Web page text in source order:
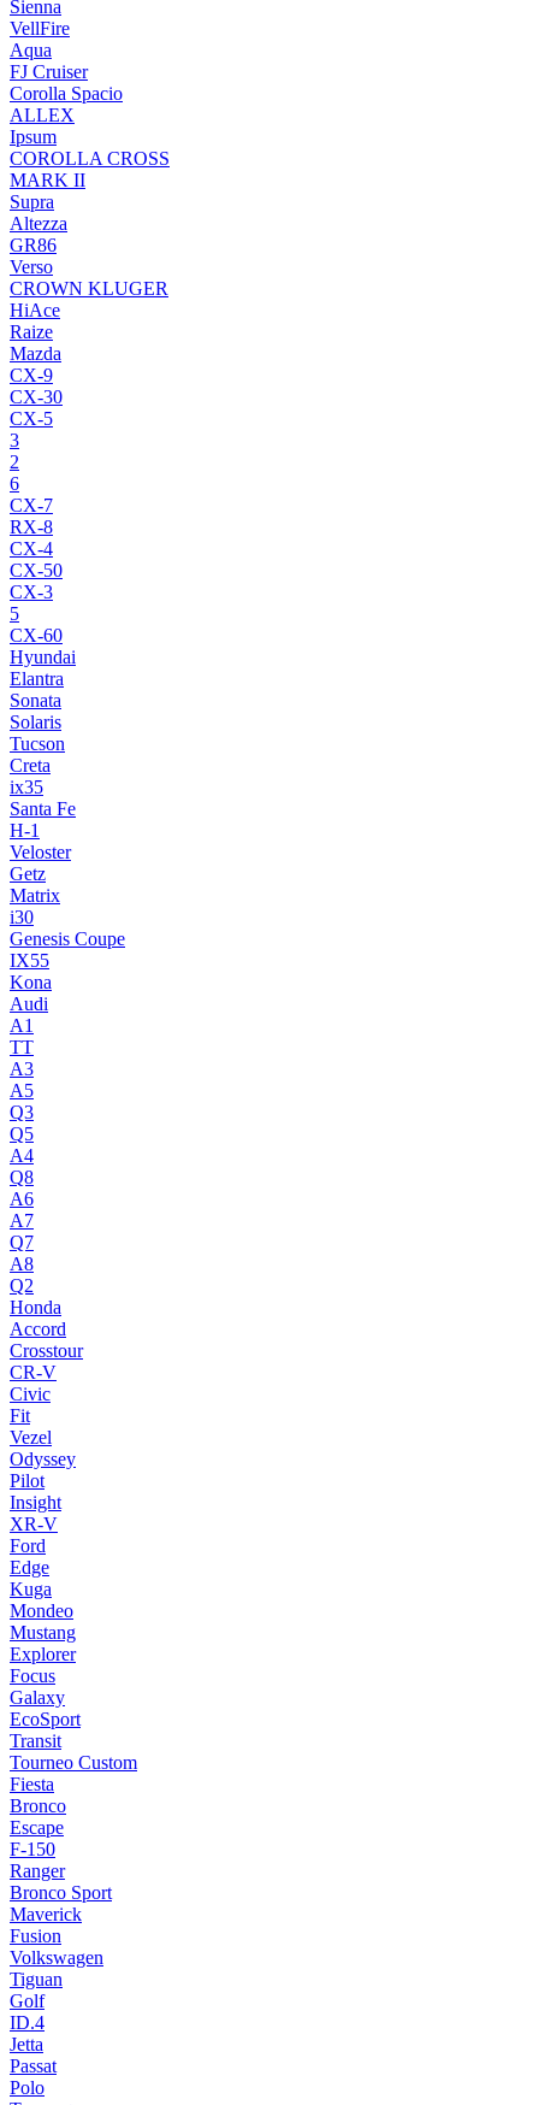
Sienna
VellFire
Aqua
FJ Cruiser
Corolla Spacio
ALLEX
Ipsum
COROLLA CROSS
MARK II
Supra
Altezza
GR86
Verso
CROWN KLUGER
HiAce
Raize
Mazda
CX-9
CX-30
CX-5
3
2
6
CX-7
RX-8
CX-4
CX-50
CX-3
5
CX-60
Hyundai
Elantra
Sonata
Solaris
Tucson
Creta
ix35
Santa Fe
H-1
Veloster
Getz
Matrix
i30
Genesis Coupe
IX55
Kona
Audi
A1
TT
A3
A5
Q3
Q5
A4
Q8
A6
A7
Q7
A8
Q2
Honda
Accord
Crosstour
CR-V
Civic
Fit
Vezel
Odyssey
Pilot
Insight
XR-V
Ford
Edge
Kuga
Mondeo
Mustang
Explorer
Focus
Galaxy
EcoSport
Transit
Tourneo Custom
Fiesta
Bronco
Escape
F-150
Ranger
Bronco Sport
Maverick
Fusion
Volkswagen
Tiguan
Golf
ID.4
Jetta
Passat
Polo